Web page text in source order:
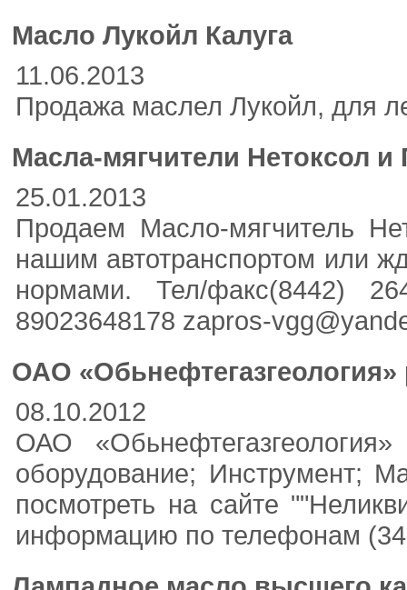
Масло Лукойл Калуга
11.06.2013
Продажа маслел Лукойл, для
Масла-мягчители Нетоксол
25.01.2013
Продаем Масло-мягчитель
нашим автотранспортом или
нормами. Тел/факс(8442)
89023648178 zapros-
ОАО
08.10.2012
ОАО
оборудование; Инструмент;
посмотреть на сайте
информацию по телефонам